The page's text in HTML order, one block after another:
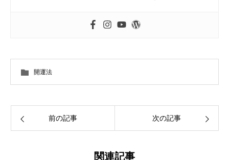
開運法
前の記事 次の記事
関連記事